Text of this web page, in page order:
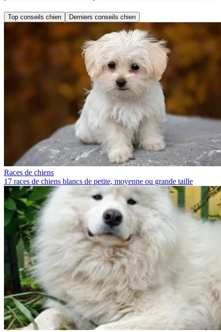
Top conseils chien Derniers conseils chien
Races de chiens
17 races de chiens blancs de petite, moyenne ou grande taille